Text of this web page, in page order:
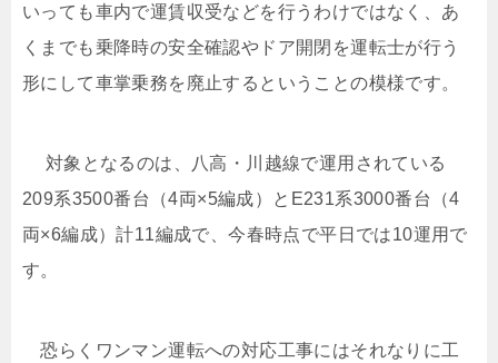
いっても車内で運賃収受などを行うわけではなく、あ
くまでも乗降時の安全確認やドア開閉を運転士が行う
形にして車掌乗務を廃止するということの模様です。
対象となるのは、八高・川越線で運用されている
209系3500番台（4両×5編成）とE231系3000番台（4
両×6編成）計11編成で、今春時点で平日では10運用で
す。
恐らくワンマン運転への対応工事にはそれなりに工